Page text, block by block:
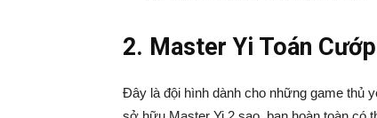
2. Master Yi Toán Cướp
Đây là đội hình dành cho những game thủ